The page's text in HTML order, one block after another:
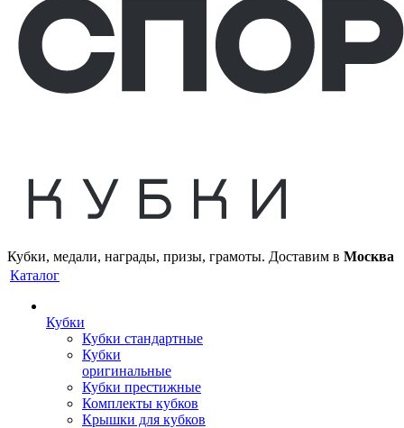
Кубки, медали, награды, призы, грамоты. Доставим в Москва
Каталог
Кубки
Кубки стандартные
Кубки
оригинальные
Кубки престижные
Комплекты кубков
Крышки для кубков